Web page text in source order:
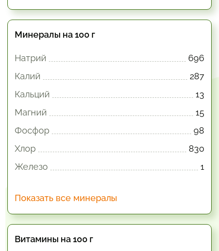
Минералы на 100 г
Натрий
696
Калий
287
Кальций
13
Магний
15
Фосфор
98
Хлор
830
Железо
1
Показать все минералы
Витамины на 100 г